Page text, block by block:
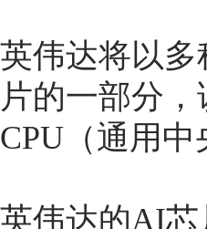
英伟达将以多
片的一部分，
CPU（通用
英伟达的AI